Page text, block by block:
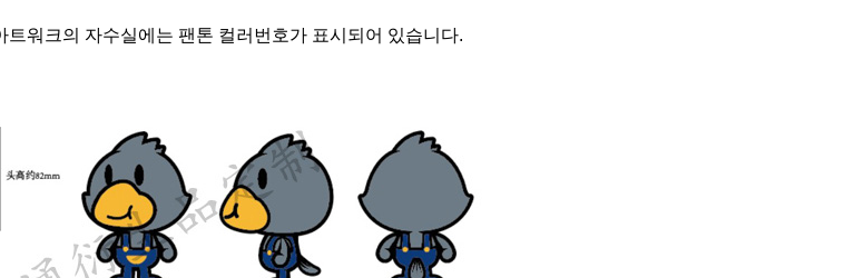
트워크의 자수실에는 팬톤 컬러번호가 표시되어 있습니다.